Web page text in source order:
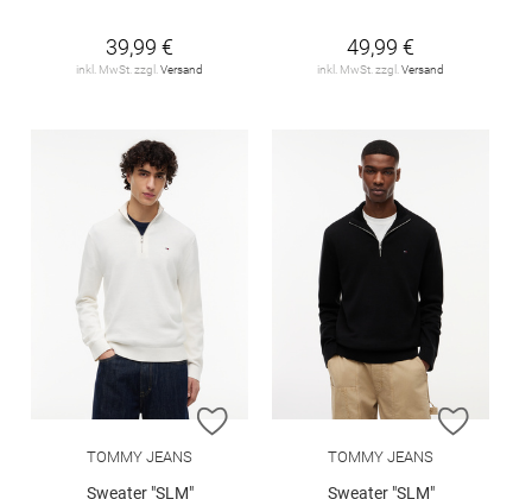
39,99 €
inkl. MwSt. zzgl. Versand
49,99 €
inkl. MwSt. zzgl. Versand
ZUR WUNSCHLISTE HINZUFÜGEN
TOMMY JEANS
Sweater "SLM"
ZUR
TOMMY JEANS
Sweater "SLM"